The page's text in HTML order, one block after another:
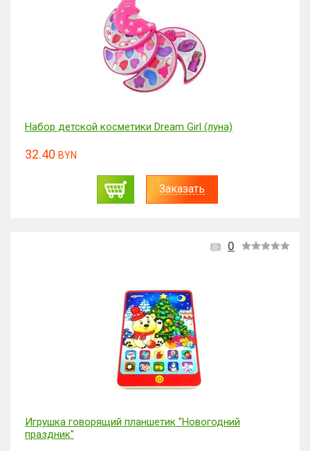
Набор детской косметики Dream Girl (луна)
32.40 BYN
Заказать
0
Игрушка говорящий планшетик "Новогодний
праздник"